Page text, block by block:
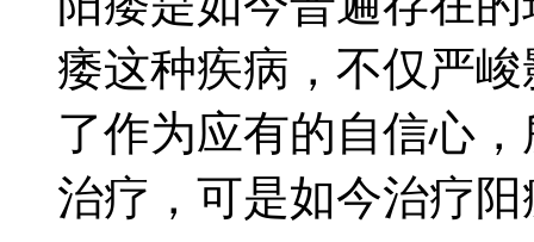
痿这种疾病，不仅严
了作为应有的自信心
治疗，可是如今治疗阳